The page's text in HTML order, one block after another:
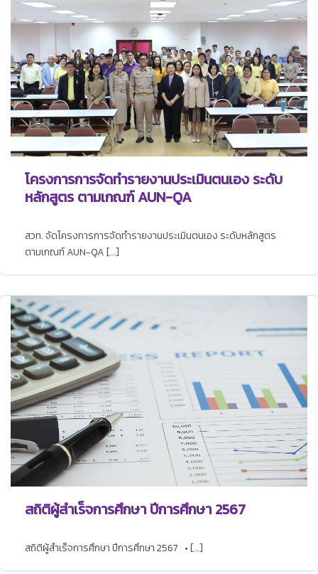
โครงการการจัดทำรายงานประเมินตนเอง ระดับ
หลักสูตร ตามเกณฑ์ AUN-QA
สวท. จัดโครงการการจัดทำรายงานประเมินตนเอง ระดับหลักสูตร
ตามเกณฑ์ AUN-QA […]
สถิติผู้สำเร็จการศึกษา ปีการศึกษา 2567
สถิติผู้สำเร็จการศึกษา ปีการศึกษา 2567 • […]